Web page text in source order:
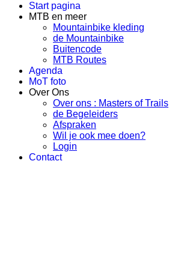
Start pagina
MTB en meer
Mountainbike kleding
de Mountainbike
Buitencode
MTB Routes
Agenda
MoT foto
Over Ons
Over ons : Masters of Trails
de Begeleiders
Afspraken
Wil je ook mee doen?
Login
Contact